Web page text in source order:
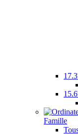
Famille